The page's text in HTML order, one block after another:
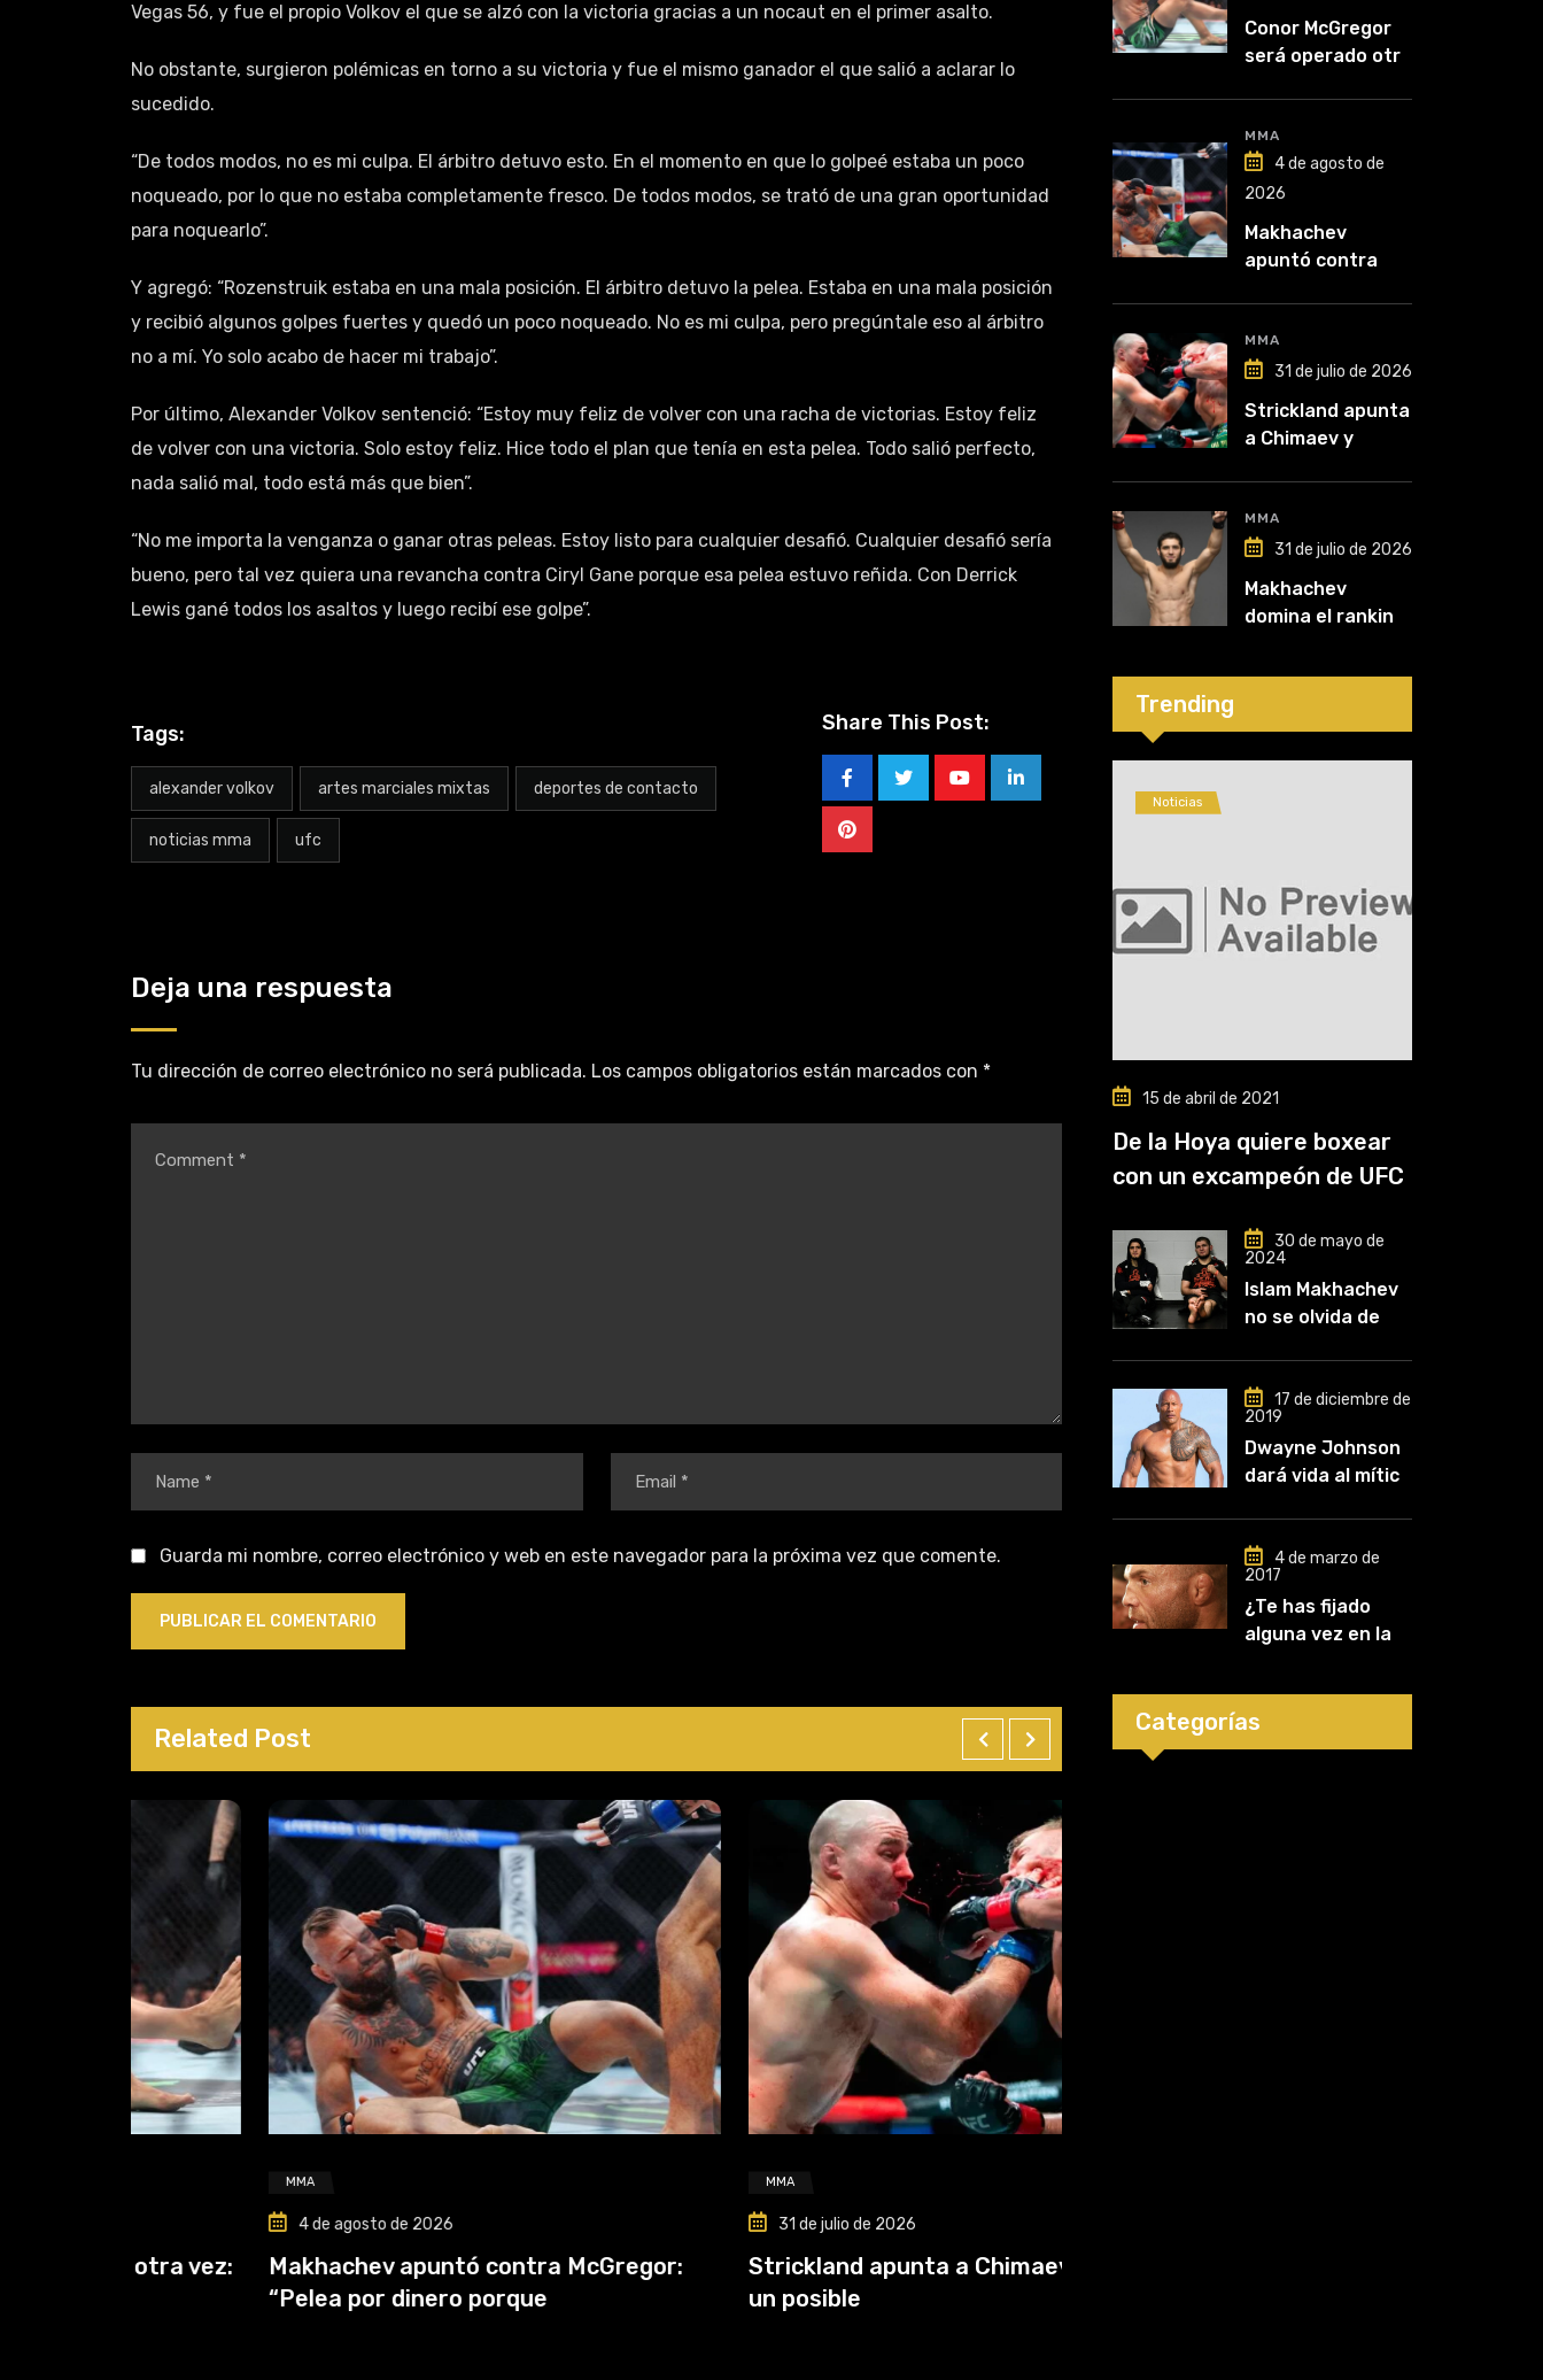
Vegas 56, y fue el propio Volkov el que se alzó con la victoria gracias a un nocaut en el primer asalto.
No obstante, surgieron polémicas en torno a su victoria y fue el mismo ganador el que salió a aclarar lo
sucedido.
“De todos modos, no es mi culpa. El árbitro detuvo esto. En el momento en que lo golpeé estaba un poco
noqueado, por lo que no estaba completamente fresco. De todos modos, se trató de una gran oportunidad
para noquearlo”.
Y agregó: “Rozenstruik estaba en una mala posición. El árbitro detuvo la pelea. Estaba en una mala posición
y recibió algunos golpes fuertes y quedó un poco noqueado. No es mi culpa, pero pregúntale eso al árbitro
no a mí. Yo solo acabo de hacer mi trabajo”.
Por último, Alexander Volkov sentenció: “Estoy muy feliz de volver con una racha de victorias. Estoy feliz
de volver con una victoria. Solo estoy feliz. Hice todo el plan que tenía en esta pelea. Todo salió perfecto,
nada salió mal, todo está más que bien”.
“No me importa la venganza o ganar otras peleas. Estoy listo para cualquier desafió. Cualquier desafió sería
bueno, pero tal vez quiera una revancha contra Ciryl Gane porque esa pelea estuvo reñida. Con Derrick
Lewis gané todos los asaltos y luego recibí ese golpe”.
Tags:
alexander volkov artes marciales mixtas deportes de contacto
noticias mma ufc
Share This Post:
Deja una respuesta
Tu dirección de correo electrónico no será publicada. Los campos obligatorios están marcados con *
Guarda mi nombre, correo electrónico y web en este navegador para la próxima vez que comente.
Related Post
4 de agosto de 2026
Makhachev apuntó contra McGregor:
“Pelea por dinero porque
31 de julio de 2026
Strickland apunta a Chimaev y anticipa
Conor McGregor
será operado otra
cinco”
MMA
4 de agosto de
2026
Makhachev
apuntó contra
lo perdió todo”
MMA
31 de julio de 2026
Strickland apunta
a Chimaev y
desempate tras
su recuperación
MMA
31 de julio de 2026
Makhachev
domina el ranking
proyecta como
2026
Trending
Noticias
15 de abril de 2021
De la Hoya quiere boxear
con un excampeón de UFC
30 de mayo de
2024
Islam Makhachev
no se olvida de
que comencé a
entrenar, jugó un
papel clave en mi
carrera»
17 de diciembre de
2019
Dwayne Johnson
dará vida al mítico
4 de marzo de
2017
¿Te has fijado
alguna vez en las
luchadores?
Categorías